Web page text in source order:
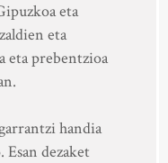
eta
eta
eta prebentzioa
handia
dezaket